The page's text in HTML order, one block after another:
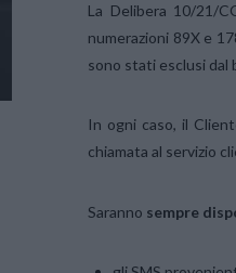
La Delibera 10/21/
numerazioni 89X e
sono stati esclusi dal
In ogni caso, il
chiamata al servizio
Saranno sempre